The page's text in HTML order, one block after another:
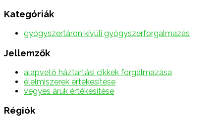
Kategóriák
gyógyszertáron kívüli gyógyszerforgalmazás
Jellemzők
alapvető háztartási cikkek forgalmazása
élelmiszerek értékesítése
vegyes áruk értékesítése
Régiók